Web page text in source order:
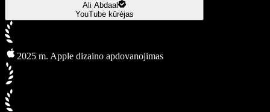
Ali Abdaal
YouTube kūrėjas
2025 m. Apple dizaino apdovanojimas